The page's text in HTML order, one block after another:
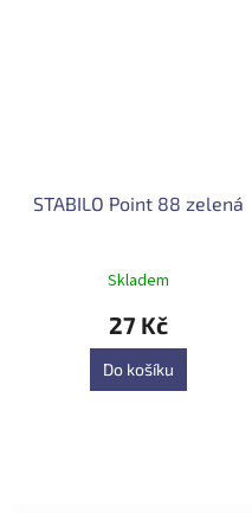
STABILO Point 88 zelená
Skladem
27 Kč
Do košíku